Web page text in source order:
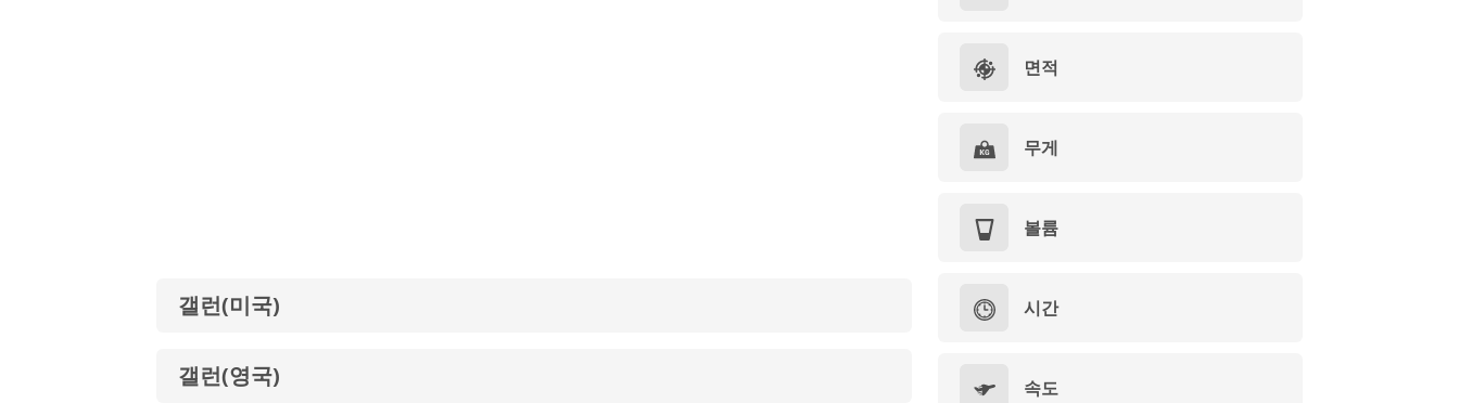
갤런(미국)
갤런(영국)
면적
무게
볼륨
시간
속도